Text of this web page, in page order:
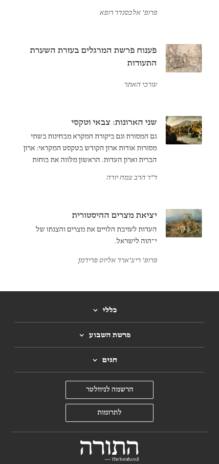
המקרא על בלעם. הסיבה לשינוי זה נעוצה ביחסו
פרופ' אלכסנדר רופא
פענוח פרשת המרגלים בעזרת השערת
התעודות
עורכי האתר
שני הארונות: צבאי וטקסי
גם המסורת וגם ביקורת המקרא מבחינות בשתי
מסורות אודות ארון הקודש בטקסט המקראי: ארון
הברית וארון העדות. הראשון מלווה את כוחות
ד"ר הרב צמח יורה
יציאת מצרים ההיסטורית
העדות לעזיבת הלויים את מצרים והצגתו של
י־הוה לישראל.
פרופ' ריצ'ארד אליוט פרידמן
כללי
פרשת השבוע
חגים
הרשמה לניוזלטר
לתרומות